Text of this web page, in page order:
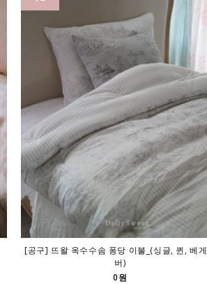
[공구] 뜨왈 옥수수솜 퐁당 이불_(싱글, 퀸, 베
버)
0원